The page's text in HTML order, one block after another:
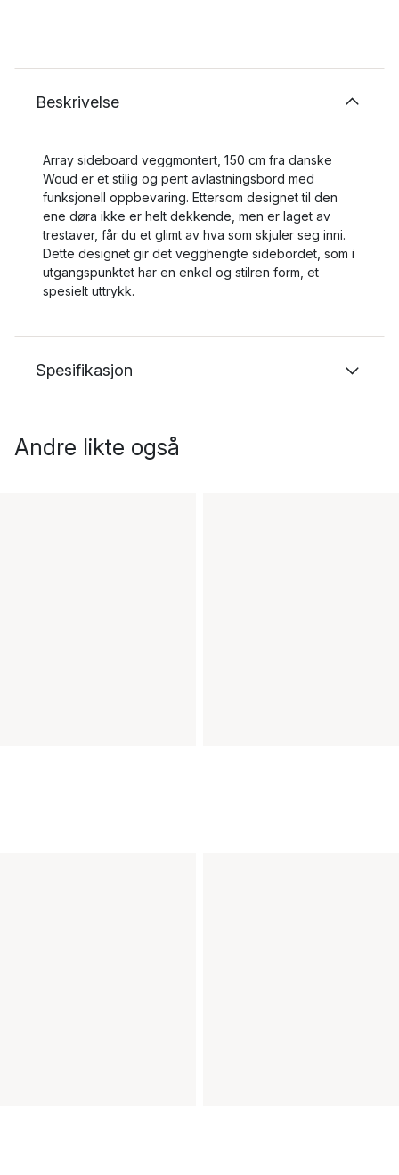
Beskrivelse
Array sideboard veggmontert, 150 cm fra danske
Woud er et stilig og pent avlastningsbord med
funksjonell oppbevaring. Ettersom designet til den
ene døra ikke er helt dekkende, men er laget av
trestaver, får du et glimt av hva som skjuler seg inni.
Dette designet gir det vegghengte sidebordet, som i
utgangspunktet har en enkel og stilren form, et
spesielt uttrykk.
Spesifikasjon
Andre likte også